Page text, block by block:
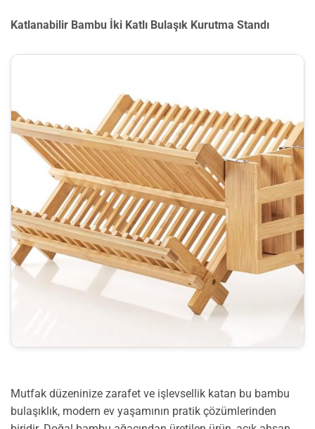
Katlanabilir Bambu İki Katlı Bulaşık Kurutma Standı
Mutfak düzeninize zarafet ve işlevsellik katan bu bambu
bulaşıklık, modern ev yaşamının pratik çözümlerinden